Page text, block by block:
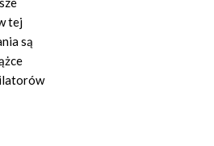
tej
są